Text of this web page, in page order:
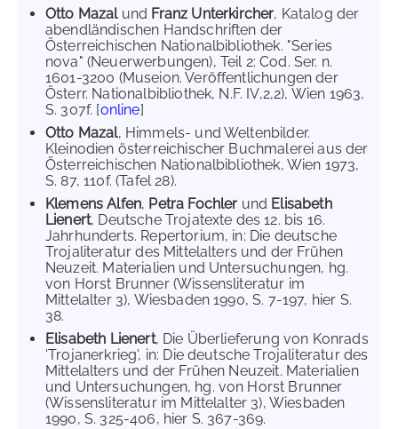
Otto Mazalund Franz Unterkircher, Katalog der
abendländischen Handschriften der
Österreichischen Nationalbibliothek. "Series
nova" (Neuerwerbungen), Teil 2: Cod. Ser. n.
1601-3200 (Museion. Veröffentlichungen der
Österr. Nationalbibliothek, N.F. IV,2,2), Wien 1963,
S. 307f. [online]
Otto Mazal, Himmels- und Weltenbilder.
Kleinodien österreichischer Buchmalerei aus der
Österreichischen Nationalbibliothek, Wien 1973,
S. 87, 110f. (Tafel 28).
Klemens Alfen, Petra Fochler und Elisabeth
Lienert, Deutsche Trojatexte des 12. bis 16.
Jahrhunderts. Repertorium, in: Die deutsche
Trojaliteratur des Mittelalters und der Frühen
Neuzeit. Materialien und Untersuchungen, hg.
von Horst Brunner (Wissensliteratur im
Mittelalter 3), Wiesbaden 1990, S. 7-197, hier S.
38.
Elisabeth Lienert, Die Überlieferung von Konrads
'Trojanerkrieg', in: Die deutsche Trojaliteratur des
Mittelalters und der Frühen Neuzeit. Materialien
und Untersuchungen, hg. von Horst Brunner
(Wissensliteratur im Mittelalter 3), Wiesbaden
1990, S. 325-406, hier S. 367-369.